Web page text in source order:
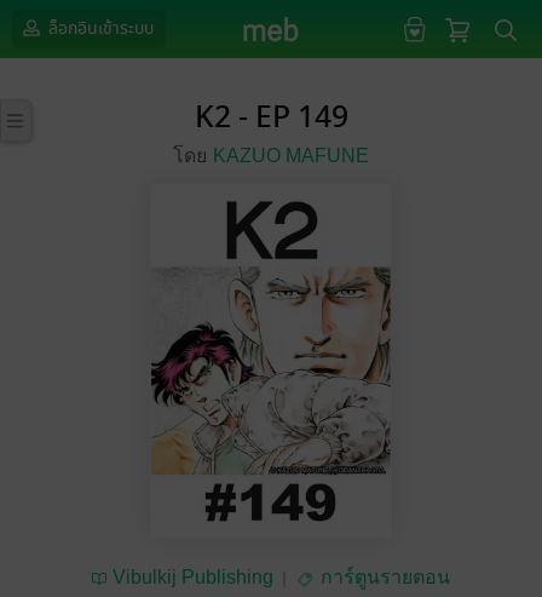
ล็อกอินเข้าระบบ
K2 - EP 149
โดย KAZUO MAFUNE
Vibulkij Publishing การ์ตูนรายตอน